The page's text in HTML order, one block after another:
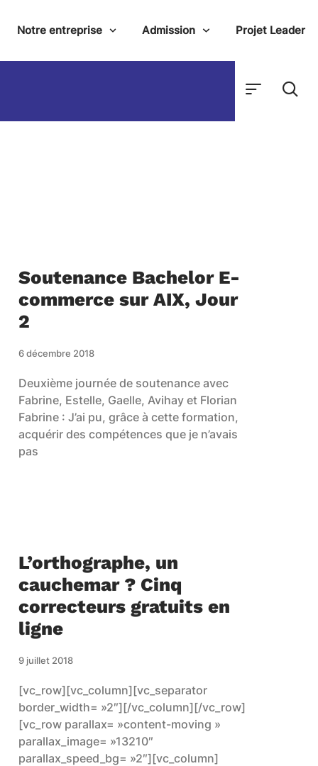
Notre entreprise Admission Projet Leader
Soutenance Bachelor E-
commerce sur AIX, Jour
2
6 décembre 2018
Deuxième journée de soutenance avec
Fabrine, Estelle, Gaelle, Avihay et Florian
Fabrine : J’ai pu, grâce à cette formation,
acquérir des compétences que je n’avais
pas
L’orthographe, un
cauchemar ? Cinq
correcteurs gratuits en
ligne
9 juillet 2018
[vc_row][vc_column][vc_separator
border_width= »2″][/vc_column][/vc_row]
[vc_row parallax= »content-moving »
parallax_image= »13210″
parallax_speed_bg= »2″][vc_column]